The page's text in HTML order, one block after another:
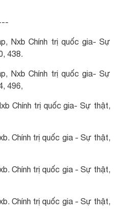
Nxb Chính trị quốc gia- Sự
438.
Nxb Chính trị quốc gia- Sự
496,
Chính trị quốc gia- Sự thật,
Chính trị quốc gia - Sự thật,
Chính trị quốc gia - Sự thật,
Chính trị quốc gia - Sự thật,